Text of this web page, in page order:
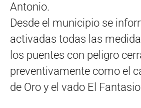
Antonio.
Desde el municipio se
activadas todas las
los puentes con peligro
preventivamente como el
de Oro y el vado El